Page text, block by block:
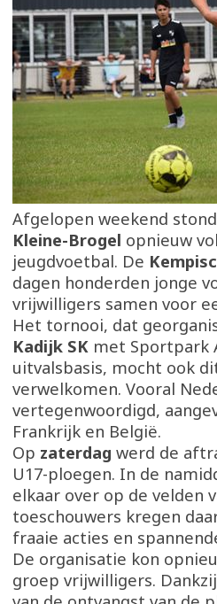
Afgelopen weekend
Kleine-Brogel opnieuw
jeugdvoetbal. De
dagen honderden jonge
vrijwilligers samen voor
Het tornooi, dat
Kadijk SK met Sportpark
uitvalsbasis, mocht ook
verwelkomen. Vooral
vertegenwoordigd,
Frankrijk en België.
Op zaterdag werd de
U17-ploegen. In de
elkaar over op de velden
toeschouwers kregen
fraaie acties en
De organisatie kon
groep vrijwilligers.